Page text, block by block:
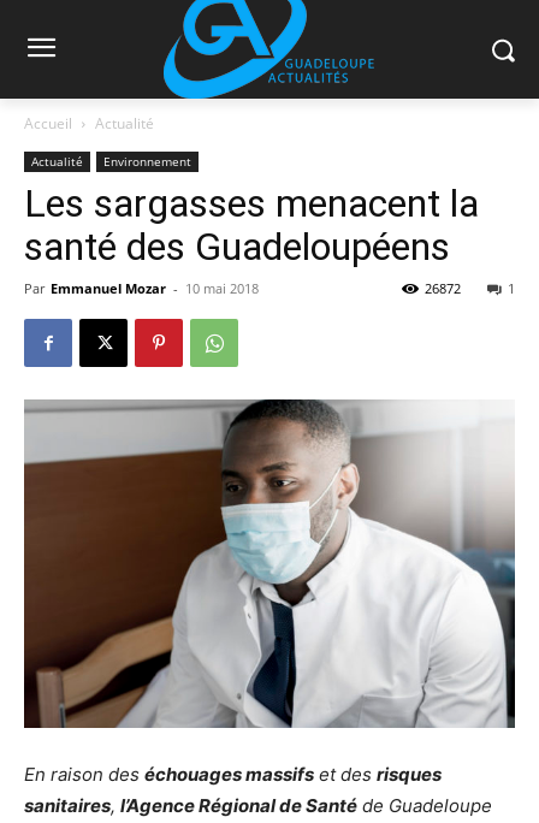
Accueil Actualité
Actualité Environnement
Les sargasses menacent la
santé des Guadeloupéens
Par Emmanuel Mozar - 10 mai 2018 1
26872
En raison des échouages massifs et des risques
sanitaires, l’Agence Régional de Santé de Guadeloupe